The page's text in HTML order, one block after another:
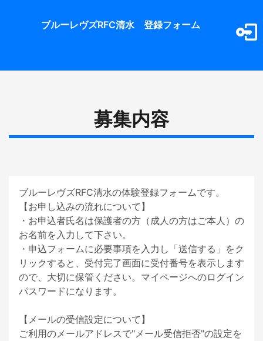
ブルーレヴズRFC清水　登録フォーム
募集内容
ブルーレヴズRFC清水の体験登録フォームです。
【お申し込みの流れについて】
・お申込者氏名は保護者の方（成人の方はご本人）の
お名前を入力して下さい。
・申込フォームに必要事項を入力し「送信する」をク
リックすると、受付完了画面に受付番号を表示します
ので、大切に保管ください。マイページへのログイン
パスワードになります。
【メールの受信設定について】
ご利用のメールアドレスで"メール受信拒否"の設定を